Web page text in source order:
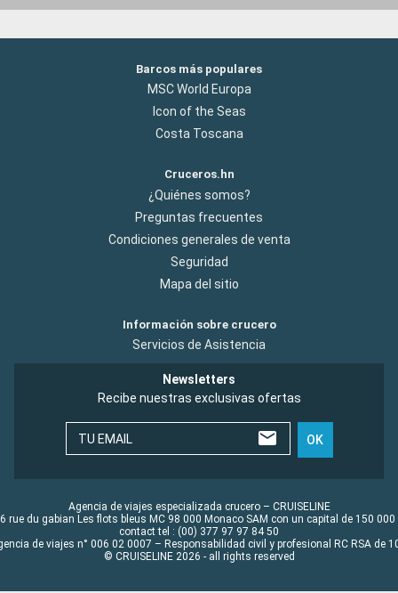
Barcos más populares
MSC World Europa
Icon of the Seas
Costa Toscana
Cruceros.hn
¿Quiénes somos?
Preguntas frecuentes
Condiciones generales de venta
Seguridad
Mapa del sitio
Información sobre crucero
Servicios de Asistencia
Newsletters
Recibe nuestras exclusivas ofertas
TU EMAIL OK
Agencia de viajes especializada crucero – CRUISELINE
rue du gabian Les flots bleus MC 98 000 Monaco SAM con un capital de 150 000
contact tel : (00) 377 97 97 84 50
de viajes n° 006 02 0007 – Responsabilidad civil y profesional RC RSA de
© CRUISELINE 2026 - all rights reserved